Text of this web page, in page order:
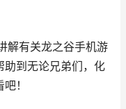
解有关龙之谷手机游
助到无论兄弟们，化
！